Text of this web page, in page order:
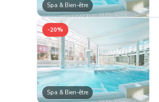
Spa & Bien-être
-20%
Spa & Bien-être